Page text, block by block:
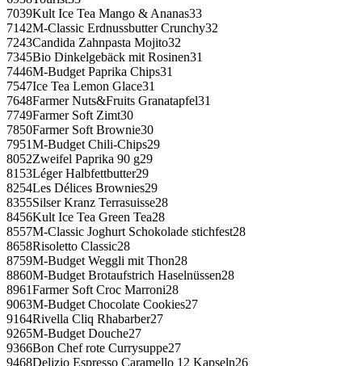
7039Kult Ice Tea Mango & Ananas33
7142M-Classic Erdnussbutter Crunchy32
7243Candida Zahnpasta Mojito32
7345Bio Dinkelgebäck mit Rosinen31
7446M-Budget Paprika Chips31
7547Ice Tea Lemon Glace31
7648Farmer Nuts&Fruits Granatapfel31
7749Farmer Soft Zimt30
7850Farmer Soft Brownie30
7951M-Budget Chili-Chips29
8052Zweifel Paprika 90 g29
8153Léger Halbfettbutter29
8254Les Délices Brownies29
8355Silser Kranz Terrasuisse28
8456Kult Ice Tea Green Tea28
8557M-Classic Joghurt Schokolade stichfest28
8658Risoletto Classic28
8759M-Budget Weggli mit Thon28
8860M-Budget Brotaufstrich Haselnüssen28
8961Farmer Soft Croc Marroni28
9063M-Budget Chocolate Cookies27
9164Rivella Cliq Rhabarber27
9265M-Budget Douche27
9366Bon Chef rote Currysuppe27
9468Delizio Espresso Caramello 12 Kapseln26